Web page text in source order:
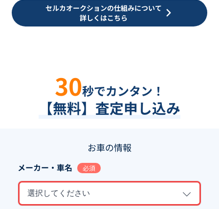
セルカオークションの仕組みについて
詳しくはこちら
30秒でカンタン！
【無料】査定申し込み
お車の情報
メーカー・車名 必須
選択してください